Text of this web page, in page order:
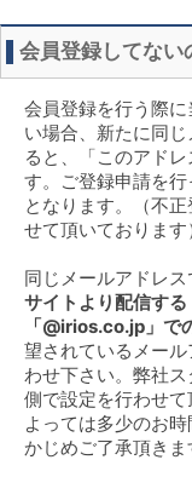
会員登録してない
会員登録を行う際
い場合、新たに同
ると、「このアド
す。ご登録申請を
となります。（不
せて頂いております
同じメールアドレス
サイトより配信す
「@irios.co.jp」で
望されているメー
わせ下さい。弊社
側で設定を行わせ
よっては多少のお
かじめご了承頂きま